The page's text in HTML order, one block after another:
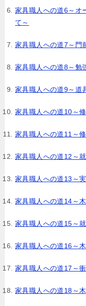
家具職人への道6～オ
て～
家具職人への道7～門
家具職人への道8～勉
家具職人への道9～道
家具職人への道10～
家具職人への道11～
家具職人への道12～
家具職人への道13～
家具職人への道14～
家具職人への道15～
家具職人への道16～
家具職人への道17～
家具職人への道18～